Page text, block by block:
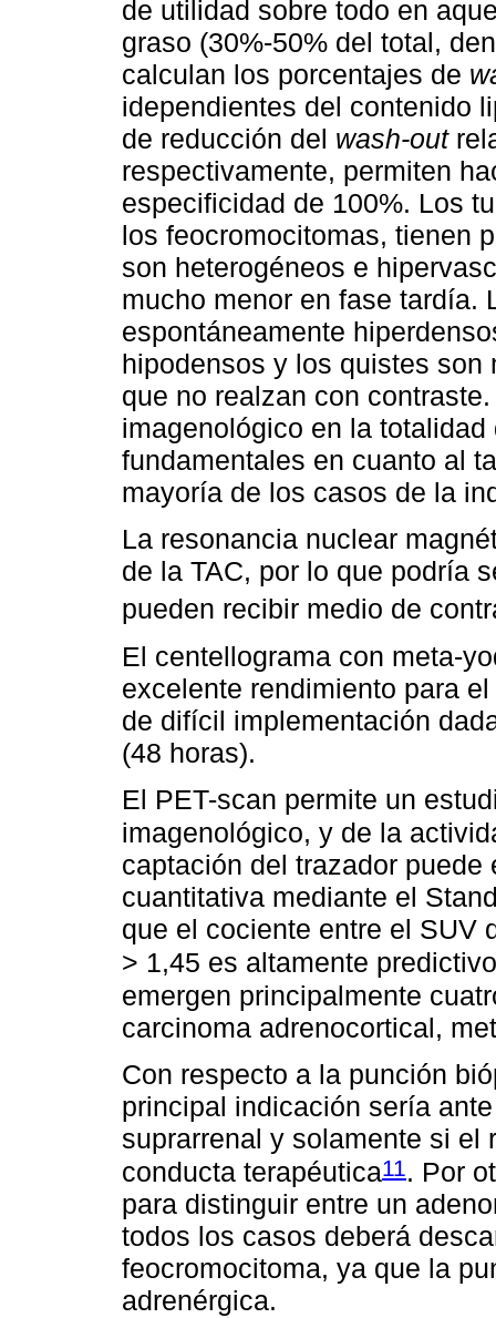
de utilidad sobre todo en
graso (30%-50% del total,
calculan los porcentajes de
idependientes del contenido
de reducción del wash-out
respectivamente, permiten
especificidad de 100%. Los
los feocromocitomas, tienen
son heterogéneos e
mucho menor en fase tardía.
espontáneamente
hipodensos y los quistes son
que no realzan con
imagenológico en la
fundamentales en cuanto al
mayoría de los casos de la
La resonancia nuclear
de la TAC, por lo que podría
pueden recibir medio de
El centellograma con meta-
excelente rendimiento para
de difícil implementación
(48 horas).
El PET-scan permite un
imagenológico, y de la
captación del trazador
cuantitativa mediante el
que el cociente entre el SUV
> 1,45 es altamente
emergen principalmente
carcinoma adrenocortical,
Con respecto a la punción
principal indicación sería
suprarrenal y solamente si el
conducta terapéutica11. Por
para distinguir entre un
todos los casos deberá
feocromocitoma, ya que la
adrenérgica.